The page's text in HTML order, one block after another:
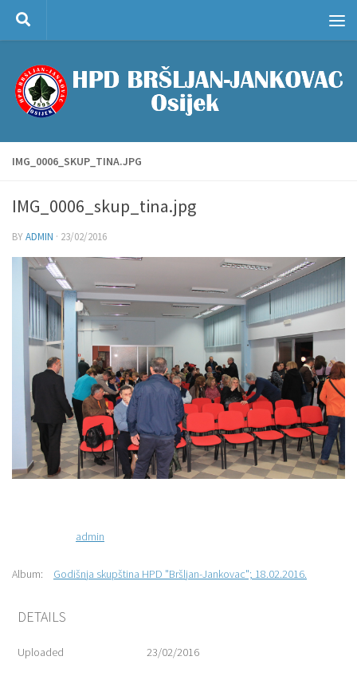
Skip to content
IMG_0006_SKUP_TINA.JPG
IMG_0006_skup_tina.jpg
BYADMIN · 23/02/2016
admin
Album: Godišnja skupština HPD "Bršljan-Jankovac"; 18.02.2016.
DETAILS
Uploaded 23/02/2016